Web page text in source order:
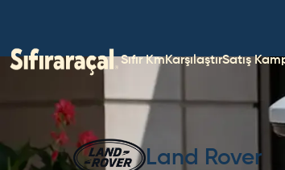
Sıfır KmKarşılaştırSatış
Land Rover